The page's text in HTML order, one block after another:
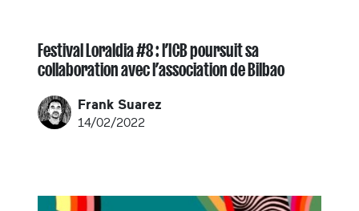
Festival Loraldia #8 : l’ICB poursuit sa
collaboration avec l’association de Bilbao
Frank Suarez
14/02/2022